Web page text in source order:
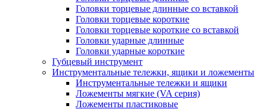
Головки торцевые длинные со вставкой
Головки торцевые короткие
Головки торцевые короткие со вставкой
Головки ударные длинные
Головки ударные короткие
Губцевый инструмент
Инструментальные тележки, ящики и ложементы
Инструментальные тележки и ящики
Ложементы мягкие (VA серия)
Ложементы пластиковые